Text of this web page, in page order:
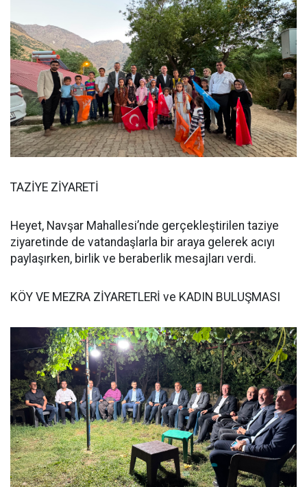
TAZİYE ZİYARETİ
Heyet, Navşar Mahallesi’nde gerçekleştirilen taziye
ziyaretinde de vatandaşlarla bir araya gelerek acıyı
paylaşırken, birlik ve beraberlik mesajları verdi.
KÖY VE MEZRA ZİYARETLERİ ve KADIN BULUŞMASI